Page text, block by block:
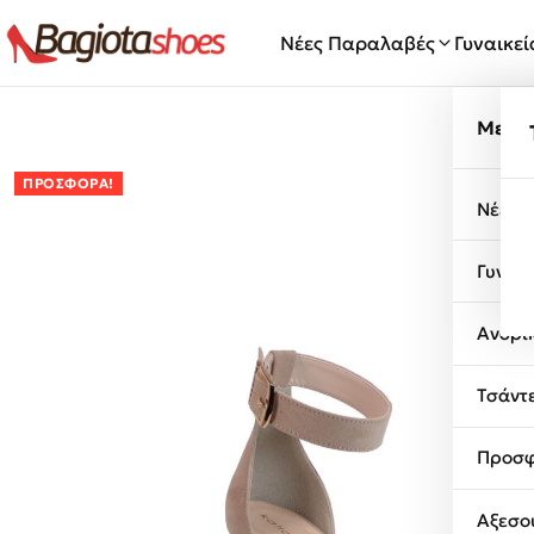
Νέες Παραλαβές
Νέες
ΠΡΟΣΦΟΡΆ!